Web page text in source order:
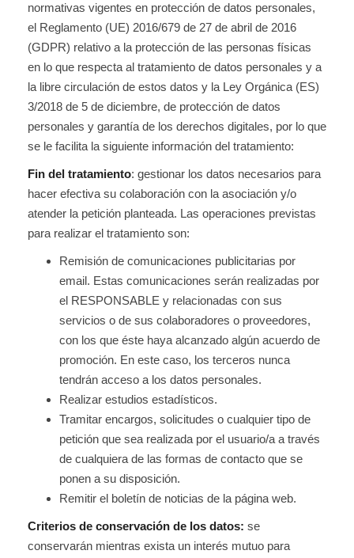
normativas vigentes en protección de datos personales,
el Reglamento (UE) 2016/679 de 27 de abril de 2016
(GDPR) relativo a la protección de las personas físicas
en lo que respecta al tratamiento de datos personales y a
la libre circulación de estos datos y la Ley Orgánica (ES)
3/2018 de 5 de diciembre, de protección de datos
personales y garantía de los derechos digitales, por lo que
se le facilita la siguiente información del tratamiento:
Fin del tratamiento: gestionar los datos necesarios para
hacer efectiva su colaboración con la asociación y/o
atender la petición planteada. Las operaciones previstas
para realizar el tratamiento son:
Remisión de comunicaciones publicitarias por
email. Estas comunicaciones serán realizadas por
el RESPONSABLE y relacionadas con sus
servicios o de sus colaboradores o proveedores,
con los que éste haya alcanzado algún acuerdo de
promoción. En este caso, los terceros nunca
tendrán acceso a los datos personales.
Realizar estudios estadísticos.
Tramitar encargos, solicitudes o cualquier tipo de
petición que sea realizada por el usuario/a a través
de cualquiera de las formas de contacto que se
ponen a su disposición.
Remitir el boletín de noticias de la página web.
Criterios de conservación de los datos: se
conservarán mientras exista un interés mutuo para